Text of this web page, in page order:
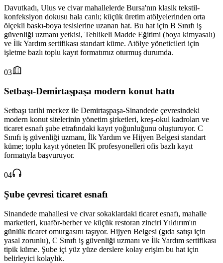
Davutkadı, Ulus ve civar mahallelerde Bursa'nın klasik tekstil-
konfeksiyon dokusu hala canlı; küçük üretim atölyelerinden orta
ölçekli baskı-boya tesislerine uzanan hat. Bu hat için B Sınıfı iş
güvenliği uzmanı yetkisi, Tehlikeli Madde Eğitimi (boya kimyasalı)
ve İlk Yardım sertifikası standart küme. Atölye yöneticileri için
işletme bazlı toplu kayıt formatımız oturmuş durumda.
03
Setbaşı-Demirtaşpaşa modern konut hattı
Setbaşı tarihi merkez ile Demirtaşpaşa-Sinandede çevresindeki
modern konut sitelerinin yönetim şirketleri, kreş-okul kadroları ve
ticaret esnafı şube etrafındaki kayıt yoğunluğunu oluşturuyor. C
Sınıfı iş güvenliği uzmanı, İlk Yardım ve Hijyen Belgesi standart
küme; toplu kayıt yöneten İK profesyonelleri ofis bazlı kayıt
formatıyla başvuruyor.
04
Şube çevresi ticaret esnafı
Sinandede mahallesi ve civar sokaklardaki ticaret esnafı, mahalle
marketleri, kuaför-berber ve küçük restoran zinciri Yıldırım'ın
günlük ticaret omurgasını taşıyor. Hijyen Belgesi (gıda satışı için
yasal zorunlu), C Sınıfı iş güvenliği uzmanı ve İlk Yardım sertifikası
tipik küme. Şube içi yüz yüze derslere kolay erişim bu hat için
belirleyici kolaylık.